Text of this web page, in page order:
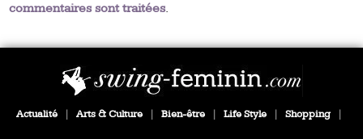
commentaires sont traitées.
Actualité Arts & Culture Bien-être Life Style Shopping